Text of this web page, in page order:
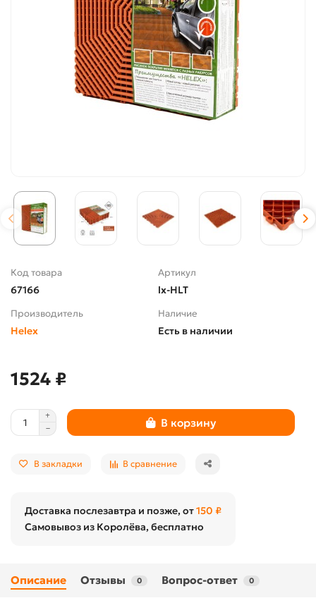
Код товара
67166
Артикул
lx-HLT
Производитель
Helex
Наличие
Есть в наличии
1524 ₽
В корзину
В закладки В сравнение
Доставка послезавтра и позже, от150 ₽
Самовывоз из Королёва, бесплатно
Описание Отзывы 0 Вопрос-ответ 0